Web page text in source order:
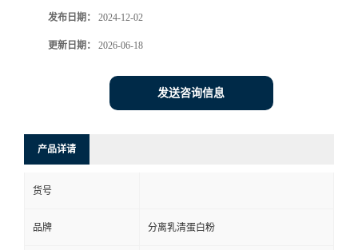
发布日期： 2024-12-02
更新日期： 2026-06-18
发送咨询信息
产品详请
货号
品牌 分离乳清蛋白粉